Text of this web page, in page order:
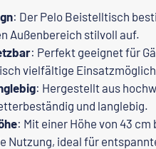
: Der Pelo Beistelltisch
Außenbereich stilvoll auf.
: Perfekt geeignet für
vielfältige
: Hergestellt aus
und langlebig.
: Mit einer Höhe von 43
Nutzung, ideal für